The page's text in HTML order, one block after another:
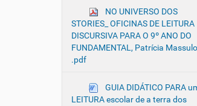
NO UNIVERSO DOS
STORIES_ OFICINAS DE LEITURA
DISCURSIVA PARA O 9º ANO DO
FUNDAMENTAL, Patrícia Massulo
.pdf
GUIA DIDÁTICO PARA
LEITURA escolar de a terra dos